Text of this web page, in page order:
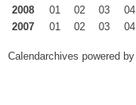
2008
01 02 03 04
2007
01 02 03 04
Calendarchives powered by